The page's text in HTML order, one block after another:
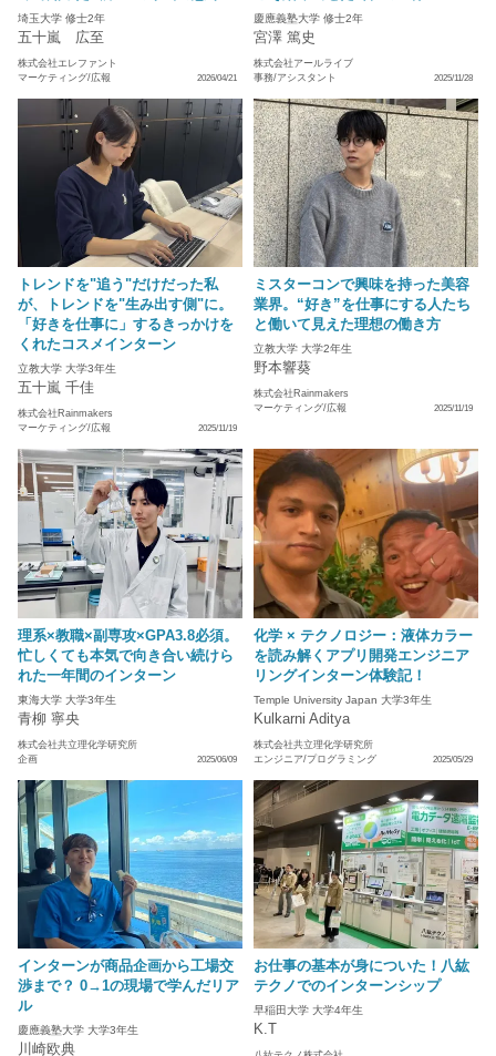
埼玉大学 修士2年
五十嵐 広至
株式会社エレファント
マーケティング/広報
2026/04/21
慶應義塾大学 修士2年
宮澤 篤史
株式会社アールライブ
事務/アシスタント
2025/11/28
トレンドを"追う"だけだった私
が、トレンドを"生み出す側"に。
「好きを仕事に」するきっかけを
くれたコスメインターン
立教大学 大学3年生
五十嵐 千佳
株式会社Rainmakers
マーケティング/広報
2025/11/19
ミスターコンで興味を持った美容
業界。“好き”を仕事にする人たち
と働いて見えた理想の働き方
立教大学 大学2年生
野本響葵
株式会社Rainmakers
マーケティング/広報
2025/11/19
理系×教職×副専攻×GPA3.8必須。
忙しくても本気で向き合い続けら
れた一年間のインターン
東海大学 大学3年生
青柳 寧央
株式会社共立理化学研究所
企画
2025/06/09
化学 × テクノロジー：液体カラー
を読み解くアプリ開発エンジニア
リングインターン体験記！
Temple University Japan 大学3年生
Kulkarni Aditya
株式会社共立理化学研究所
エンジニア/プログラミング
2025/05/29
インターンが商品企画から工場交
渉まで？ 0→1の現場で学んだリア
ル
慶應義塾大学 大学3年生
川崎欧典
お仕事の基本が身についた！八紘
テクノでのインターンシップ
早稲田大学 大学4年生
K.T